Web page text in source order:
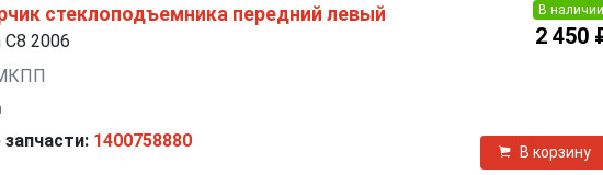
стеклоподъемника передний левый
C8 2006
1400758880
В наличии
2 450
В корзину